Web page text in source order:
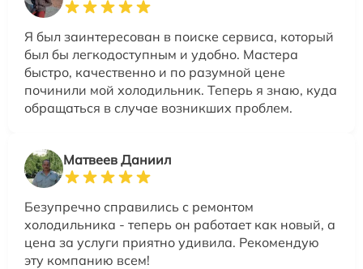
Я был заинтересован в поиске сервиса, который
был бы легкодоступным и удобно. Мастера
быстро, качественно и по разумной цене
починили мой холодильник. Теперь я знаю, куда
обращаться в случае возникших проблем.
Матвеев Даниил
Безупречно справились с ремонтом
холодильника - теперь он работает как новый, а
цена за услуги приятно удивила. Рекомендую
эту компанию всем!